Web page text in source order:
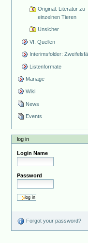
Original: Literatur zu
einzelnen Tieren
Unsicher
VI. Quellen
Interimsfolder:
Listenformate
Manage
Wiki
News
Events
log in
Login Name
Password
Forgot your password?